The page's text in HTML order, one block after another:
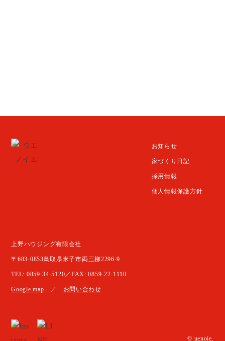
© uenoie.
お知らせ
家づくり日記
採用情報
個人情報保護方針
上野ハウジング有限会社
〒683-0853鳥取県米子市両三柳2296-9
TEL: 0859-34-5120／FAX: 0859-22-1110
Google map ／ お問い合わせ